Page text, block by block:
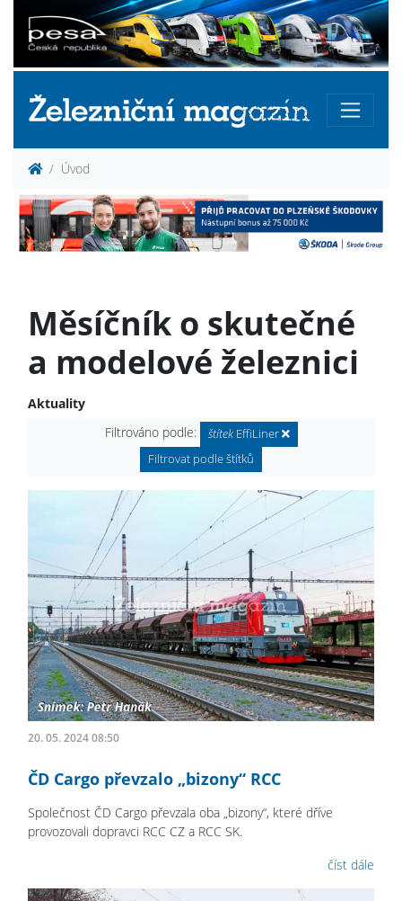
Úvod
Měsíčník o skutečné
a modelové železnici
Aktuality
Filtrováno podle:
štítekEffiLiner
Filtrovat podle štítků
20. 05. 2024 08:50
ČD Cargo převzalo „bizony“ RCC
Společnost ČD Cargo převzala oba „bizony“, které dříve
provozovali dopravci RCC CZ a RCC SK.
číst dále